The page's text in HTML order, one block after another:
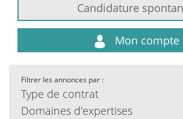
Candidature
Mon compte
Filtrer les annonces par :
Type de contrat
Domaines d'expertises